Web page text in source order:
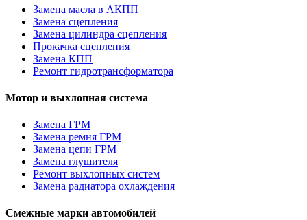
Замена масла в АКПП
Замена сцепления
Замена цилиндра сцепления
Прокачка сцепления
Замена КПП
Ремонт гидротрансформатора
Мотор и выхлопная система
Замена ГРМ
Замена ремня ГРМ
Замена цепи ГРМ
Замена глушителя
Ремонт выхлопных систем
Замена радиатора охлаждения
Смежные марки автомобилей